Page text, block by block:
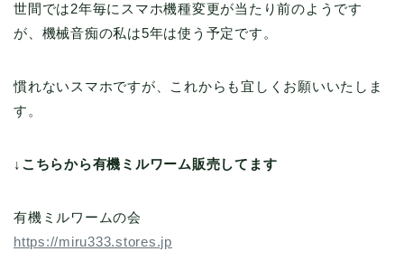
世間では2年毎にスマホ機種変更が当たり前のようです
が、機械音痴の私は5年は使う予定です。
慣れないスマホですが、これからも宜しくお願いいたしま
す。
↓こちらから有機ミルワーム販売してます
有機ミルワームの会
https://miru333.stores.jp